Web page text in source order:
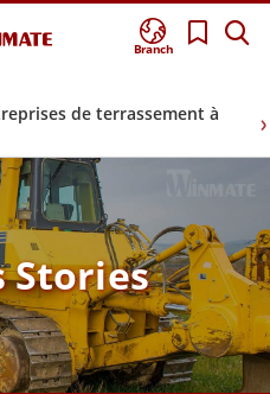
Branch
de terrassement à
Stories